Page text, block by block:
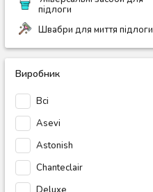
підлоги
Швабри для миття підлоги
Виробник
Всі
Asevi
Astonish
Chanteclair